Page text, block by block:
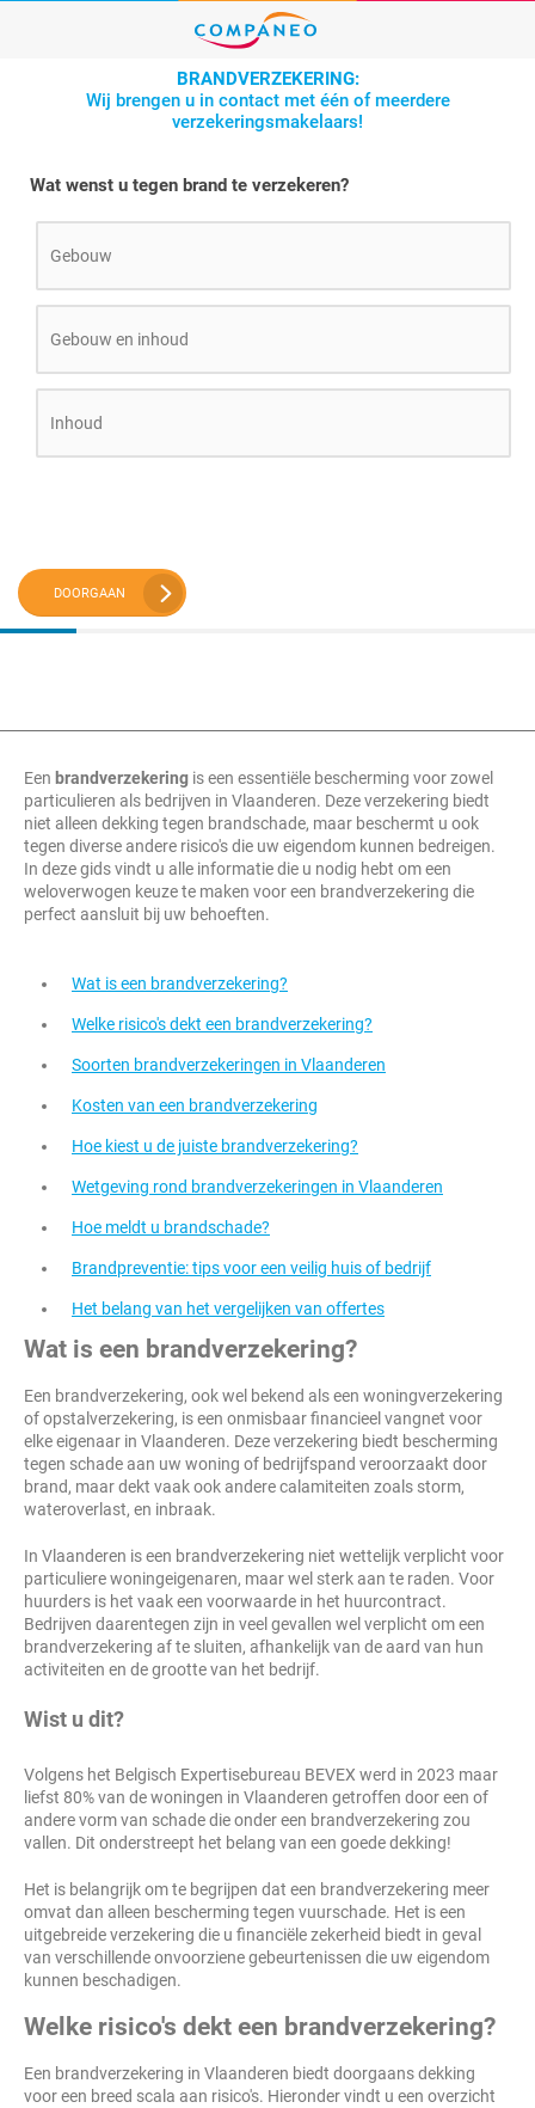
BRANDVERZEKERING:
Wij brengen u in contact met één of meerdere
verzekeringsmakelaars!
Wat wenst u tegen brand te verzekeren?
Gebouw
Gebouw en inhoud
Inhoud
DOORGAAN
Een brandverzekering is een essentiële bescherming voor zowel
particulieren als bedrijven in Vlaanderen. Deze verzekering biedt
niet alleen dekking tegen brandschade, maar beschermt u ook
tegen diverse andere risico's die uw eigendom kunnen bedreigen.
In deze gids vindt u alle informatie die u nodig hebt om een
weloverwogen keuze te maken voor een brandverzekering die
perfect aansluit bij uw behoeften.
Wat is een brandverzekering?
Welke risico's dekt een brandverzekering?
Soorten brandverzekeringen in Vlaanderen
Kosten van een brandverzekering
Hoe kiest u de juiste brandverzekering?
Wetgeving rond brandverzekeringen in Vlaanderen
Hoe meldt u brandschade?
Brandpreventie: tips voor een veilig huis of bedrijf
Het belang van het vergelijken van offertes
Wat is een brandverzekering?
Een brandverzekering, ook wel bekend als een woningverzekering
of opstalverzekering, is een onmisbaar financieel vangnet voor
elke eigenaar in Vlaanderen. Deze verzekering biedt bescherming
tegen schade aan uw woning of bedrijfspand veroorzaakt door
brand, maar dekt vaak ook andere calamiteiten zoals storm,
wateroverlast, en inbraak.
In Vlaanderen is een brandverzekering niet wettelijk verplicht voor
particuliere woningeigenaren, maar wel sterk aan te raden. Voor
huurders is het vaak een voorwaarde in het huurcontract.
Bedrijven daarentegen zijn in veel gevallen wel verplicht om een
brandverzekering af te sluiten, afhankelijk van de aard van hun
activiteiten en de grootte van het bedrijf.
Wist u dit?
Volgens het Belgisch Expertisebureau BEVEX werd in 2023 maar
liefst 80% van de woningen in Vlaanderen getroffen door een of
andere vorm van schade die onder een brandverzekering zou
vallen. Dit onderstreept het belang van een goede dekking!
Het is belangrijk om te begrijpen dat een brandverzekering meer
omvat dan alleen bescherming tegen vuurschade. Het is een
uitgebreide verzekering die u financiële zekerheid biedt in geval
van verschillende onvoorziene gebeurtenissen die uw eigendom
kunnen beschadigen.
Welke risico's dekt een brandverzekering?
Een brandverzekering in Vlaanderen biedt doorgaans dekking
voor een breed scala aan risico's. Hieronder vindt u een overzicht